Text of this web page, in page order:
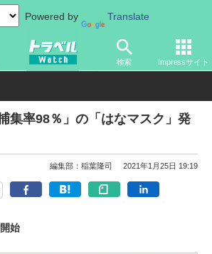
Powered by Translate
検索 Impressサイト
イテム その他
集率98％」の「はなマスク」発
編集部：稲葉隆司 2021年1月25日 19:19
始